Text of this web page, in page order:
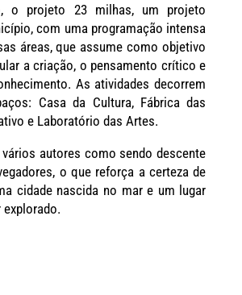
o projeto 23 milhas, um projeto
com uma programação intensa
áreas, que assume como objetivo
a criação, o pensamento crítico e
As atividades decorrem
Casa da Cultura, Fábrica das
e Laboratório das Artes.
vários autores como sendo descente
o que reforça a certeza de
cidade nascida no mar e um lugar